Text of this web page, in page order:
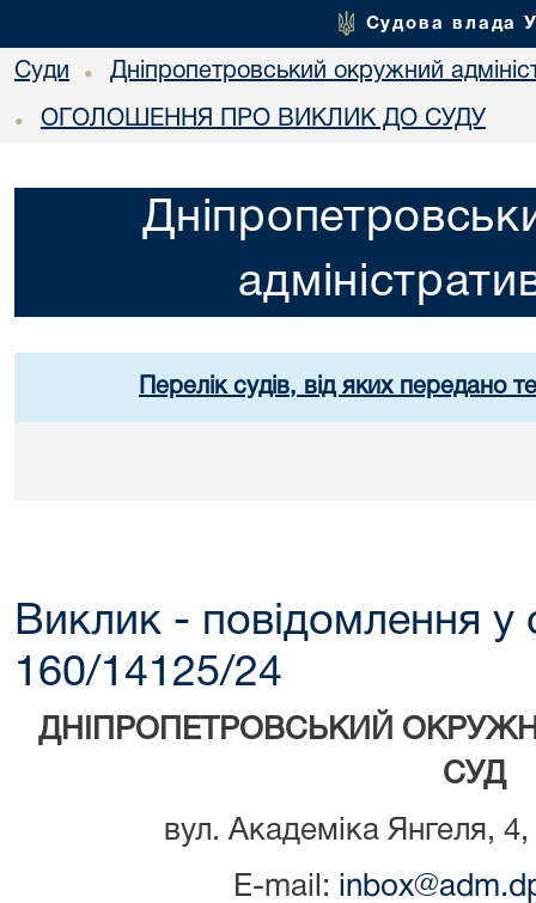
Судова влада
Суди • Дніпропетровський окружний
• ОГОЛОШЕННЯ ПРО ВИКЛИК ДО СУДУ
Перелік судів, від яких передано
Виклик - повідомлення у
160/14125/24
ДНІПРОПЕТРОВСЬКИЙ
СУД
вул. Академіка Янгеля,
E-mail: